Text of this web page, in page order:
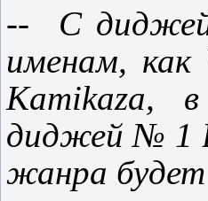
-- C
именам, как
Kamikaza, в
диджей № 1
жанра будет